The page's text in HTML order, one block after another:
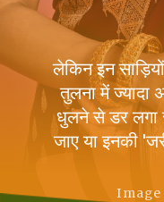
लेकिन इन
तुलना में ज्यादा
धुलने से डर लगा
जाए या इनकी